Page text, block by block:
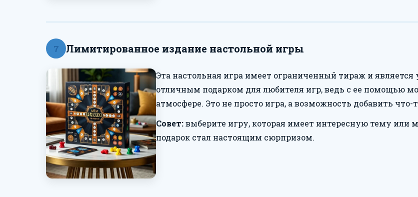
7 Лимитированное издание настольной игры
Эта настольная игра имеет ограниченный тираж и
отличным подарком для любителя игр, ведь с ее помощью
атмосфере. Это не просто игра, а возможность добавить что-
Совет:выберите игру, которая имеет интересную тему
подарок стал настоящим сюрпризом.